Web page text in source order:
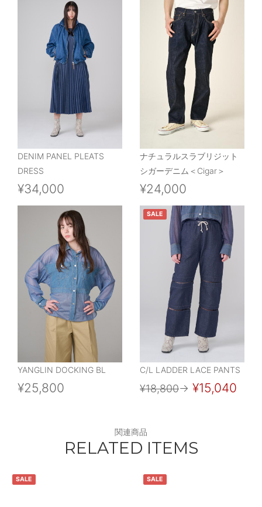
DENIM PANEL PLEATS
DRESS
¥34,000
ナチュラルスラブリジット
シガーデニム＜Cigar＞
¥24,000
YANGLIN DOCKING BL
¥25,800
SALE
C/L LADDER LACE PANTS
¥18,800→ ¥15,040
関連商品
RELATED ITEMS
SALE SALE